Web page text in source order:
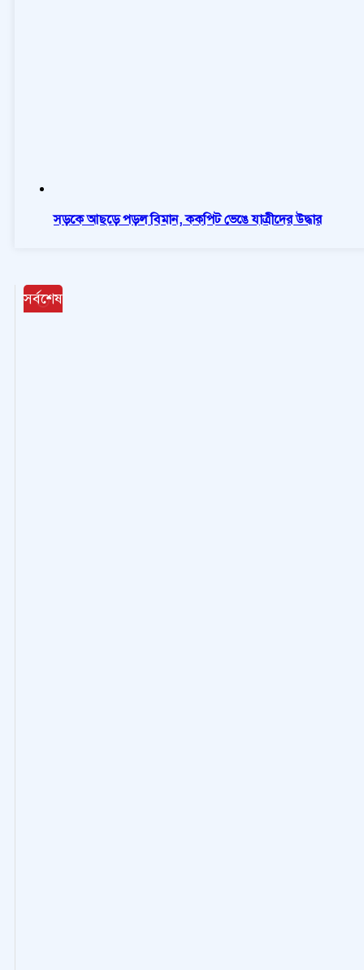
সড়কে আছড়ে পড়ল বিমান, ককপিট ভেঙে যাত্রীদের উদ্ধার
সর্বশেষ